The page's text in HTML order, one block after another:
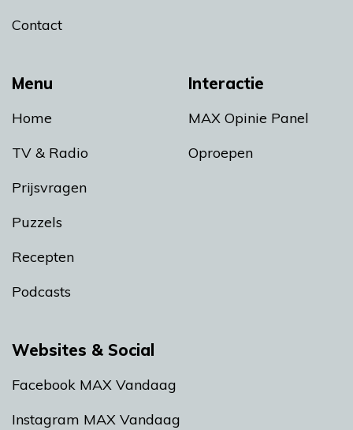
Menu
Home
TV & Radio
Prijsvragen
Puzzels
Recepten
Podcasts
Interactie
MAX Opinie Panel
Oproepen
Contact
Websites & Social
Facebook MAX Vandaag
Instagram MAX Vandaag